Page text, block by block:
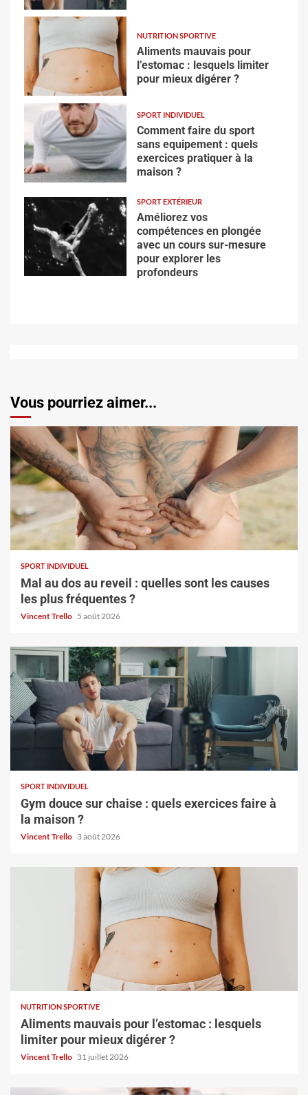
NUTRITION SPORTIVE
Aliments mauvais pour
l’estomac : lesquels limiter
pour mieux digérer ?
SPORT INDIVIDUEL
Comment faire du sport
sans equipement : quels
exercices pratiquer à la
maison ?
SPORT EXTÉRIEUR
Améliorez vos
compétences en plongée
avec un cours sur-mesure
pour explorer les
profondeurs
Vous pourriez aimer...
SPORT INDIVIDUEL
Mal au dos au reveil : quelles sont les causes
les plus fréquentes ?
Vincent Trello 5 août 2026
SPORT INDIVIDUEL
Gym douce sur chaise : quels exercices faire à
la maison ?
Vincent Trello 3 août 2026
NUTRITION SPORTIVE
Aliments mauvais pour l’estomac : lesquels
limiter pour mieux digérer ?
Vincent Trello 31 juillet 2026